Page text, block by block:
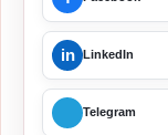
in LinkedIn
Telegram